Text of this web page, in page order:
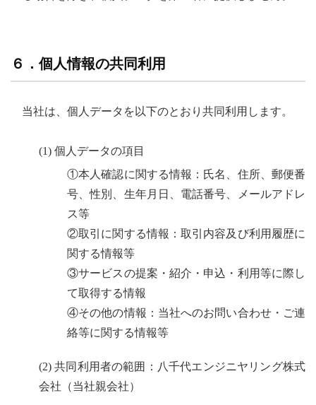
６．個人情報の共同利用
当社は、個人データを以下のとおり共同利用します。
(1) 個人データの項目
①本人確認に関する情報：氏名、住所、郵便番
号、性別、生年月日、電話番号、メールアドレ
ス等
②取引に関する情報：取引内容及び利用履歴に
関する情報等
③サービスの提案・紹介・申込・利用等に際し
て取得する情報
④その他の情報：当社へのお問い合わせ・ご連
絡等に関する情報等
(2) 共同利用者の範囲：八千代エンジニヤリング株式
会社（当社親会社）